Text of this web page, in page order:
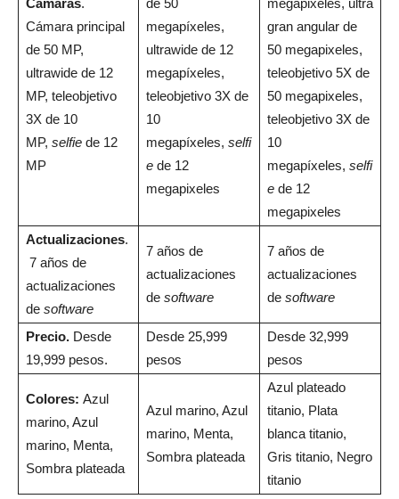
Cámara principal
de 50 MP,
ultrawide de 12
MP, teleobjetivo
3X de 10
MP, selfie de 12
MP
megapíxeles,
ultrawide de 12
megapíxeles,
teleobjetivo 3X de
10
megapíxeles, selfi
e de 12
megapixeles
gran angular de
50 megapixeles,
teleobjetivo 5X de
50 megapixeles,
teleobjetivo 3X de
10
megapíxeles, selfi
e de 12
megapixeles
Actualizaciones.
7 años de
actualizaciones
de software
7 años de
actualizaciones
de software
7 años de
actualizaciones
de software
Precio. Desde
19,999 pesos.
Desde 25,999
pesos
Desde 32,999
pesos
Colores: Azul
marino, Azul
marino, Menta,
Sombra plateada
Azul marino, Azul
marino, Menta,
Sombra plateada
Azul plateado
titanio, Plata
blanca titanio,
Gris titanio, Negro
titanio